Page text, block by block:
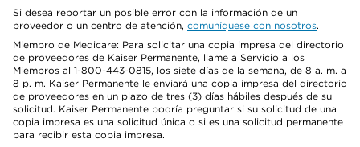
Si desea reportar un posible error con la información de un
proveedor o un centro de atención, comuníquese con nosotros.
Miembro de Medicare: Para solicitar una copia impresa del directorio
de proveedores de Kaiser Permanente, llame a Servicio a los
Miembros al 1-800-443-0815, los siete días de la semana, de 8 a. m. a
8 p. m. Kaiser Permanente le enviará una copia impresa del directorio
de proveedores en un plazo de tres (3) días hábiles después de su
solicitud. Kaiser Permanente podría preguntar si su solicitud de una
copia impresa es una solicitud única o si es una solicitud permanente
para recibir esta copia impresa.